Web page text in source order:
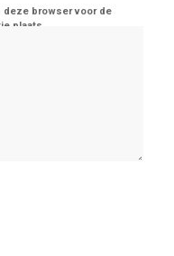
deze browser voor de
plaats.